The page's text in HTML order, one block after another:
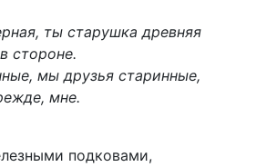
ты старушка древняя
стороне.
мы друзья старинные,
мне.
подковами,